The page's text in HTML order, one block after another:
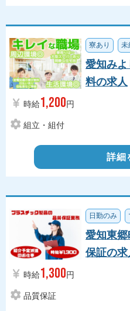
寮あり 未
愛知み
料の求人
時給1,200円
組立・組付
詳細
日勤のみ
愛知東
保証の求
時給1,300円
品質保証